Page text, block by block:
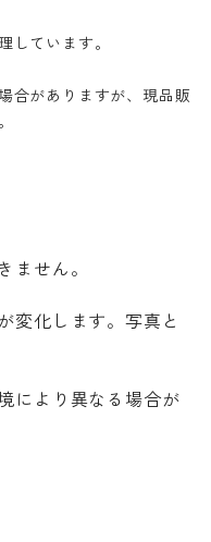
しています。
合がありますが、現品販
ません。
変化します。写真と
により異なる場合が